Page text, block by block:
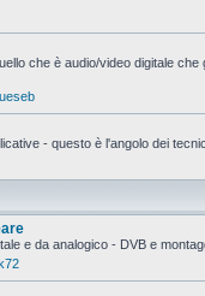
che è audio/video digitale
- questo è l'angolo dei
e da analogico - DVB e